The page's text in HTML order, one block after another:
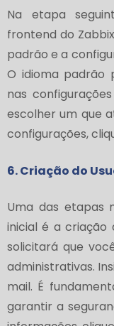
Na etapa
frontend do
padrão e a
O idioma padrão
nas
escolher um que
configurações,
6. Criação do
Uma das etapas
inicial é a criação
solicitará que
administrativas.
mail. É
garantir a